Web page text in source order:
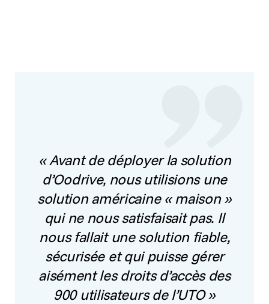
« Avant de déployer la solution
d’Oodrive, nous utilisions une
solution américaine « maison »
qui ne nous satisfaisait pas. Il
nous fallait une solution fiable,
sécurisée et qui puisse gérer
aisément les droits d’accès des
900 utilisateurs de l’UTO »